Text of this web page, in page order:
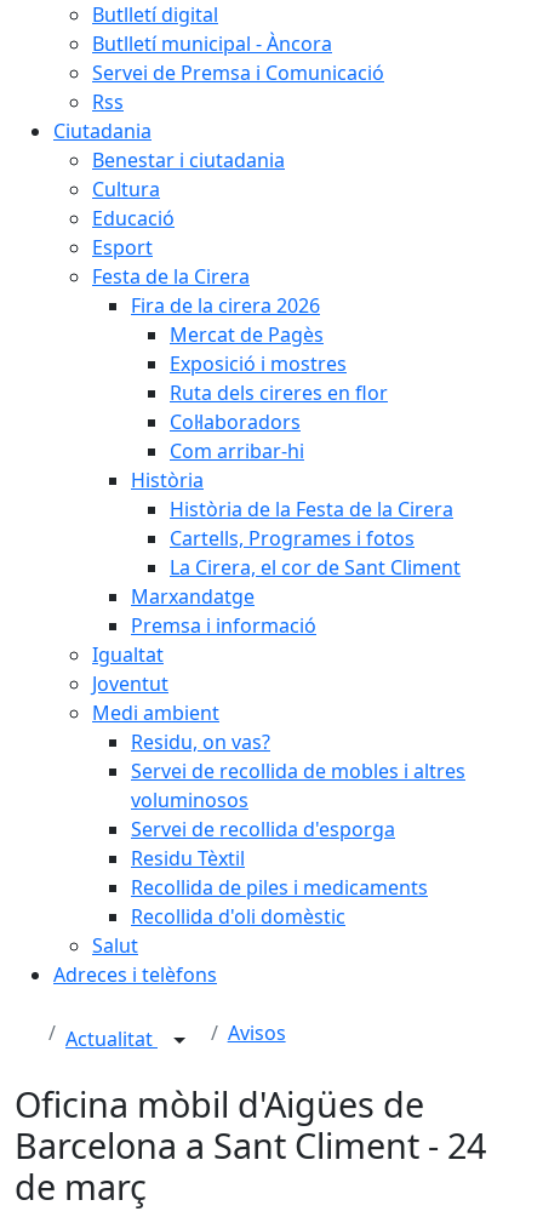
Butlletí digital
Butlletí municipal - Àncora
Servei de Premsa i Comunicació
Rss
Ciutadania
Benestar i ciutadania
Cultura
Educació
Esport
Festa de la Cirera
Fira de la cirera 2026
Mercat de Pagès
Exposició i mostres
Ruta dels cireres en flor
Col·laboradors
Com arribar-hi
Història
Història de la Festa de la Cirera
Cartells, Programes i fotos
La Cirera, el cor de Sant Climent
Marxandatge
Premsa i informació
Igualtat
Joventut
Medi ambient
Residu, on vas?
Servei de recollida de mobles i altres
voluminosos
Servei de recollida d'esporga
Residu Tèxtil
Recollida de piles i medicaments
Recollida d'oli domèstic
Salut
Adreces i telèfons
Actualitat Avisos
Oficina mòbil d'Aigües de
Barcelona a Sant Climent - 24
de març